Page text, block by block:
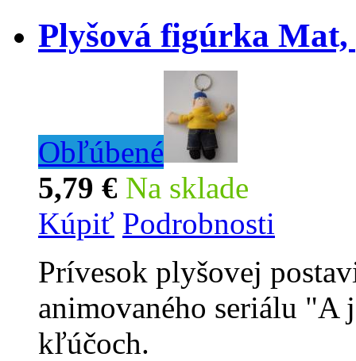
Plyšová figúrka
Obľúbené
5,79 € Na sklade
Kúpiť Podrobnosti
Prívesok plyšovej
animovaného seriálu "A
kľúčoch.